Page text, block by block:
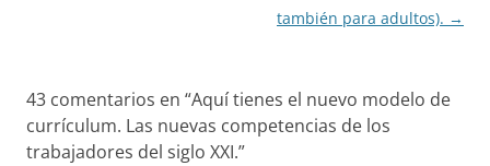
también para adultos). →
43 comentarios en “Aquí tienes el nuevo modelo de
currículum. Las nuevas competencias de los
trabajadores del siglo XXI.”